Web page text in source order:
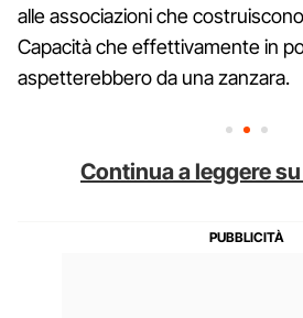
alle associazioni che
Capacità che effettivamente in
aspetterebbero da una zanzara.
Continua a leggere